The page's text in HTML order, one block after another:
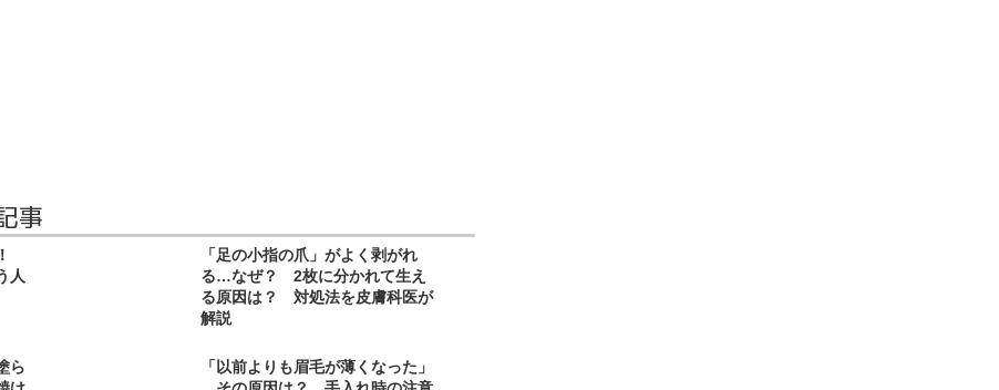
事
人
「足の小指の爪」がよく剥がれ
る…なぜ？ 2枚に分かれて生え
る原因は？ 対処法を皮膚科医が
解説
ら
「以前よりも眉毛が薄くなった」